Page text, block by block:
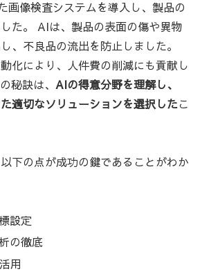
画像検査システムを導入し、製品の
た。 AIは、製品の表面の傷や異物
、不良品の流出を防止しました。
化により、人件費の削減にも貢献し
秘訣は、 AIの得意分野を理解し、
適切なソリューションを選択したこ
下の点が成功の鍵であることがわか
設定
の徹底
用